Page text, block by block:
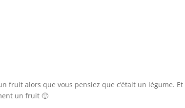
fruit alors que vous pensiez que c’était un légume. Et
un fruit 🙂